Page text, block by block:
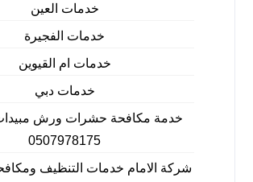
خدمات العين
خدمات الفجيرة
خدمات ام القيوين
خدمات دبي
خدمة مكافحة حشرات ورش
0507978175
شركة الامام خدمات التنظيف